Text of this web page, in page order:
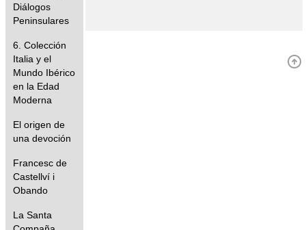
Diálogos
Peninsulares
6. Colección
Italia y el
Mundo Ibérico
en la Edad
Moderna
El origen de
una devoción
Francesc de
Castellví i
Obando
La Santa